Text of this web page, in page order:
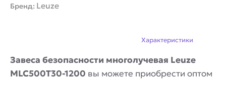
Бренд: Leuze
Характеристики
Завеса безопасности многолучевая Leuze
MLC500T30-1200 вы можете приобрести оптом